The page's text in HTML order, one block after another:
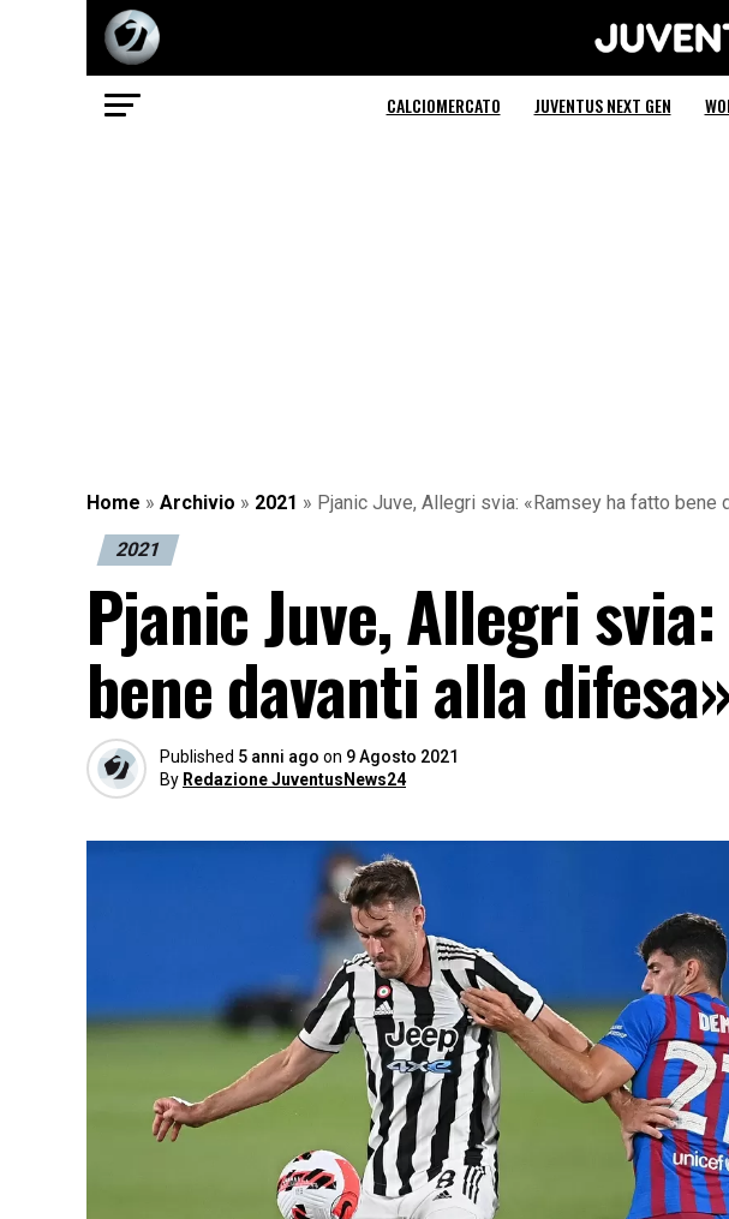
CALCIOMERCATO JUVENTUS NEXT GEN
Home » Archivio » 2021 » Pjanic Juve, Allegri svia: «Ramsey ha fatto bene
2021
Pjanic Juve, Allegri
bene davanti alla
Published 5 anni ago on 9 Agosto 2021
By Redazione JuventusNews24